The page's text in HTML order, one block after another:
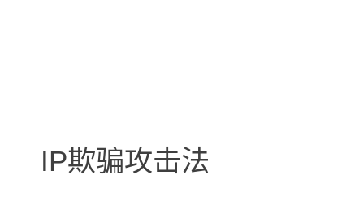
IP欺骗攻击法